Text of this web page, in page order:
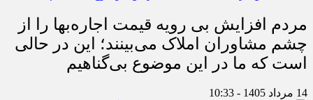
مردم افزایش بی رویه قیمت اجاره‌بها را از
چشم مشاوران املاک می‌بینند؛ این در حالی
است که ما در این موضوع بی‌گناهیم
14 مرداد 1405 - 10:33